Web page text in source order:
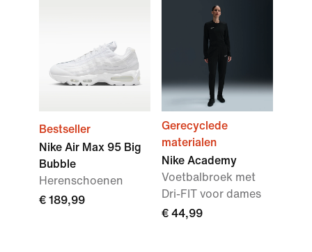
Bestseller
Nike Air Max 95 Big
Bubble
Herenschoenen
€ 189,99
Gerecyclede
materialen
Nike Academy
Voetbalbroek met
Dri-FIT voor dames
€ 44,99